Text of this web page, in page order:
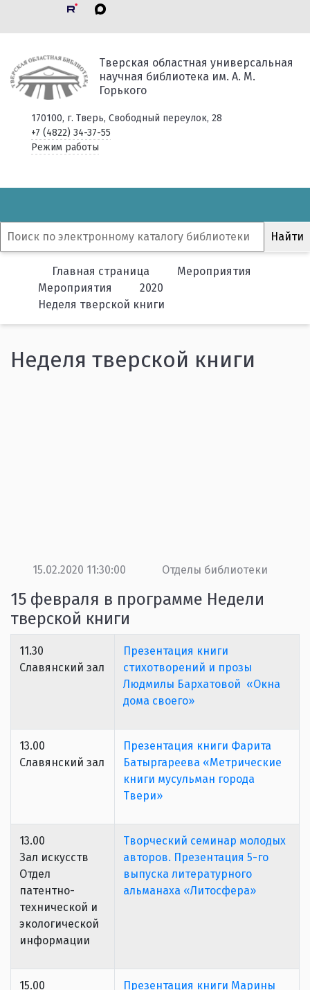
Тверская областная универсальная
научная библиотека им. А. М.
Горького
170100, г. Тверь, Свободный переулок, 28
+7 (4822) 34-37-55
Режим работы
Главная страница
Мероприятия
Мероприятия
2020
Неделя тверской книги
Неделя тверской книги
15.02.2020 11:30:00 Отделы библиотеки
15 февраля в программе Недели
тверской книги
11.30
Славянский зал
Презентация книги
стихотворений и прозы
Людмилы Бархатовой «Окна
дома своего»
13.00
Славянский зал
Презентация книги Фарита
Батыргареева «Метрические
книги мусульман города
Твери»
13.00
Зал искусств
Отдел
патентно-
технической и
экологической
информации
Творческий семинар молодых
авторов. Презентация 5-го
выпуска литературного
альманаха «Литосфера»
15.00
Презентация книги Марины